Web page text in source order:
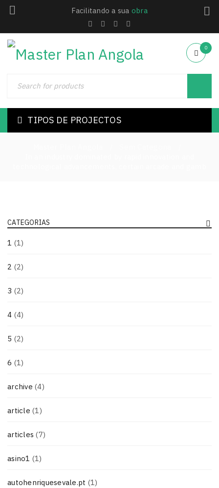
Facilitando a sua obra
0
TIPOS DE PROJECTOS
CATEGORIAS
1 (1)
2 (2)
3 (2)
4 (4)
5 (2)
6 (1)
archive (4)
article (1)
articles (7)
asino1 (1)
autohenriquesevale.pt (1)